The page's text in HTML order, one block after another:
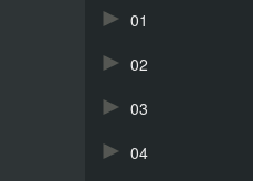
01
02
03
04